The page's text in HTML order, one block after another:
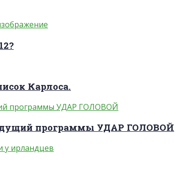
Карлоса.
программы УДАР ГОЛОВОЙ